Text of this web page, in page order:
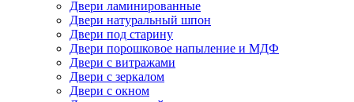
Двери ламинированные
Двери натуральный шпон
Двери под старину
Двери порошковое напыление и МДФ
Двери с витражами
Двери с зеркалом
Двери с окном